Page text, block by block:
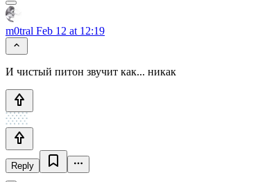
m0tral Feb 12 at 12:19
И чистый питон звучит как... никак
Reply